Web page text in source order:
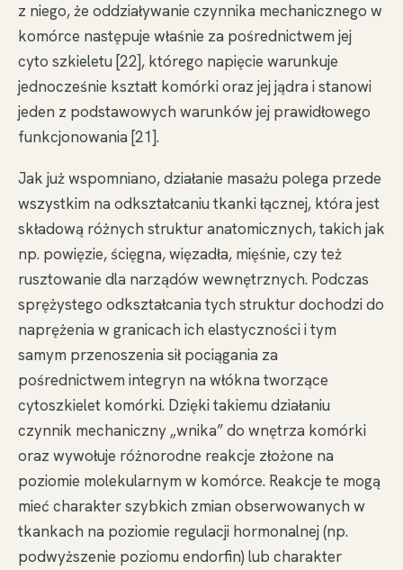
z niego, że oddziaływanie czynnika mechanicznego w
komórce następuje właśnie za pośrednictwem jej
cyto szkieletu [22], którego napięcie warunkuje
jednocześnie kształt komórki oraz jej jądra i stanowi
jeden z podstawowych warunków jej prawidłowego
funkcjonowania [21].
Jak już wspomniano, działanie masażu polega przede
wszystkim na odkształcaniu tkanki łącznej, która jest
składową różnych struktur anatomicznych, takich jak
np. powięzie, ścięgna, więzadła, mięśnie, czy też
rusztowanie dla narządów wewnętrznych. Podczas
sprężystego odkształcania tych struktur dochodzi do
naprężenia w granicach ich elastyczności i tym
samym przenoszenia sił pociągania za
pośrednictwem integryn na włókna tworzące
cytoszkielet komórki. Dzięki takiemu działaniu
czynnik mechaniczny „wnika” do wnętrza komórki
oraz wywołuje różnorodne reakcje złożone na
poziomie molekularnym w komórce. Reakcje te mogą
mieć charakter szybkich zmian obserwowanych w
tkankach na poziomie regulacji hormonalnej (np.
podwyższenie poziomu endorfin) lub charakter